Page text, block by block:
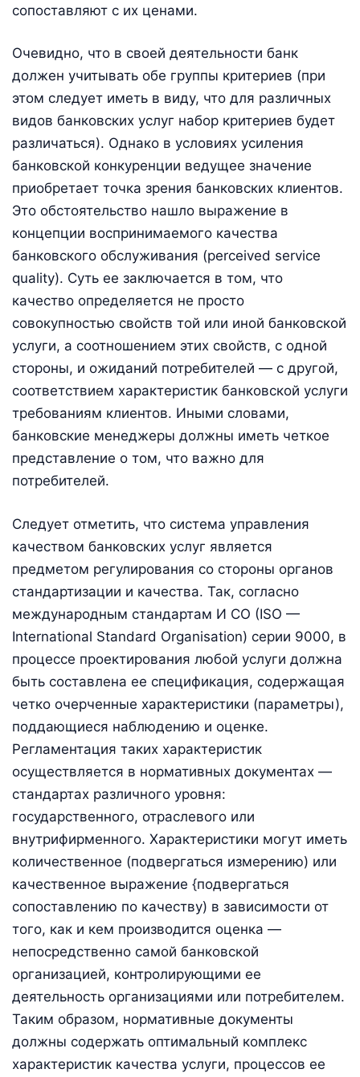
сопоставляют с их ценами.
Очевидно, что в своей деятельности банк
должен учитывать обе группы критериев (при
этом следует иметь в виду, что для различных
видов банковских услуг набор критериев будет
различаться). Однако в условиях усиления
банковской конкуренции ведущее значение
приобретает точка зрения банковских клиентов.
Это обстоятельство нашло выражение в
концепции воспринимаемого качества
банковского обслуживания (perceived service
quality). Суть ее заключается в том, что
качество определяется не просто
совокупностью свойств той или иной банковской
услуги, а соотношением этих свойств, с одной
стороны, и ожиданий потребителей — с другой,
соответствием характеристик банковской услуги
требованиям клиентов. Иными словами,
банковские менеджеры должны иметь четкое
представление о том, что важно для
потребителей.
Следует отметить, что система управления
качеством банковских услуг является
предметом регулирования со стороны органов
стандартизации и качества. Так, согласно
международным стандартам И СО (ISO —
International Standard Organisation) серии 9000, в
процессе проектирования любой услуги должна
быть составлена ее спецификация, содержащая
четко очерченные характеристики (параметры),
поддающиеся наблюдению и оценке.
Регламентация таких характеристик
осуществляется в нормативных документах —
стандартах различного уровня:
государственного, отраслевого или
внутрифирменного. Характеристики могут иметь
количественное (подвергаться измерению) или
качественное выражение {подвергаться
сопоставлению по качеству) в зависимости от
того, как и кем производится оценка —
непосредственно самой банковской
организацией, контролирующими ее
деятельность организациями или потребителем.
Таким образом, нормативные документы
должны содержать оптимальный комплекс
характеристик качества услуги, процессов ее